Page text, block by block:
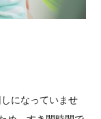
になっていませ